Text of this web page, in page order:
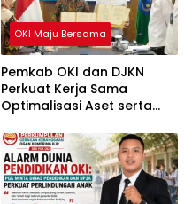
OKI Maju Bersama
Pemkab OKI dan DJKN
Perkuat Kerja Sama
Optimalisasi Aset serta